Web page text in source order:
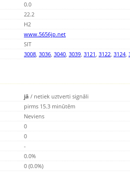
0.0
22.2
H2
www.5656jp.net
SIT
3008, 3036, 3040, 3039, 3121, 3122, 3124,
jā / netiek uztverti signāli
pirms 15.3 minūtēm
Neviens
0
0
-
0.0%
0 (0.0%)